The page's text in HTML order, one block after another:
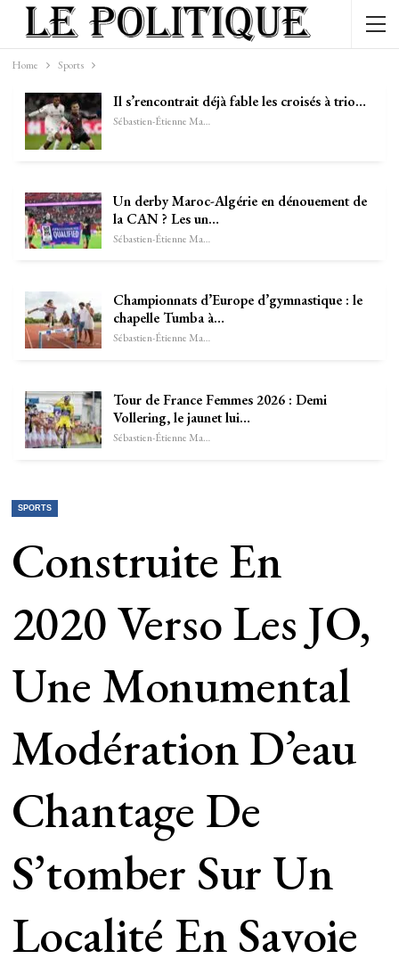
Home Sports
Il s’rencontrait déjà fable les croisés à trio…
Sébastien-Étienne Marechal
Un derby Maroc-Algérie en dénouement de
la CAN ? Les un…
Sébastien-Étienne Marechal
Championnats d’Europe d’gymnastique : le
chapelle Tumba à…
Sébastien-Étienne Marechal
Tour de France Femmes 2026 : Demi
Vollering, le jaunet lui…
Sébastien-Étienne Marechal
SPORTS
Construite En
2020 Verso Les JO,
Une Monumental
Modération D’eau
Chantage De
S’tomber Sur Un
Localité En Savoie